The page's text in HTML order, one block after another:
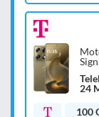
24
100